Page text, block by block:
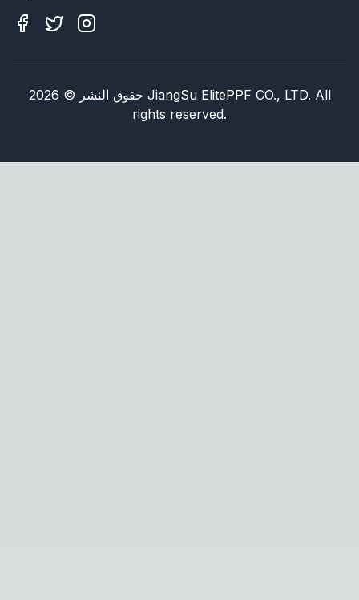
حقوق النشر ©
2026
JiangSu ElitePPF CO., LTD. All
rights reserved.